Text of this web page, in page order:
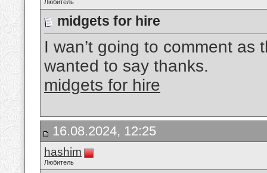
Любитель
midgets for hire
I wan’t going to comment as
wanted to say thanks.
midgets for hire
16.08.2024, 12:25
hashim
Любитель